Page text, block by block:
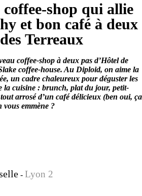
shop qui allie
et bon café à deux
Terreaux
coffee-shop à deux pas d’Hôtel de
coffee-house. Au Diploid, on aime la
un cadre chaleureux pour déguster les
la cuisine : brunch, plat du jour, petit-
arrosé d’un café délicieux (ben oui, ça
vous emmène ?
- Lyon 2